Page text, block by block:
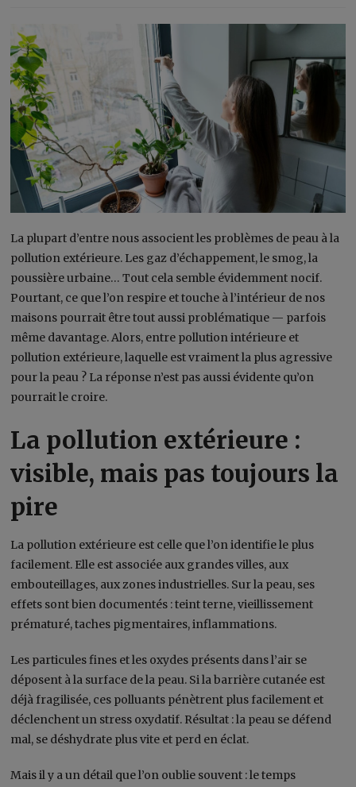
La plupart d’entre nous associent les problèmes de peau à la
pollution extérieure. Les gaz d’échappement, le smog, la
poussière urbaine… Tout cela semble évidemment nocif.
Pourtant, ce que l’on respire et touche à l’intérieur de nos
maisons pourrait être tout aussi problématique — parfois
même davantage. Alors, entre pollution intérieure et
pollution extérieure, laquelle est vraiment la plus agressive
pour la peau ? La réponse n’est pas aussi évidente qu’on
pourrait le croire.
La pollution extérieure :
visible, mais pas toujours la
pire
La pollution extérieure est celle que l’on identifie le plus
facilement. Elle est associée aux grandes villes, aux
embouteillages, aux zones industrielles. Sur la peau, ses
effets sont bien documentés : teint terne, vieillissement
prématuré, taches pigmentaires, inflammations.
Les particules fines et les oxydes présents dans l’air se
déposent à la surface de la peau. Si la barrière cutanée est
déjà fragilisée, ces polluants pénètrent plus facilement et
déclenchent un stress oxydatif. Résultat : la peau se défend
mal, se déshydrate plus vite et perd en éclat.
Mais il y a un détail que l’on oublie souvent : le temps